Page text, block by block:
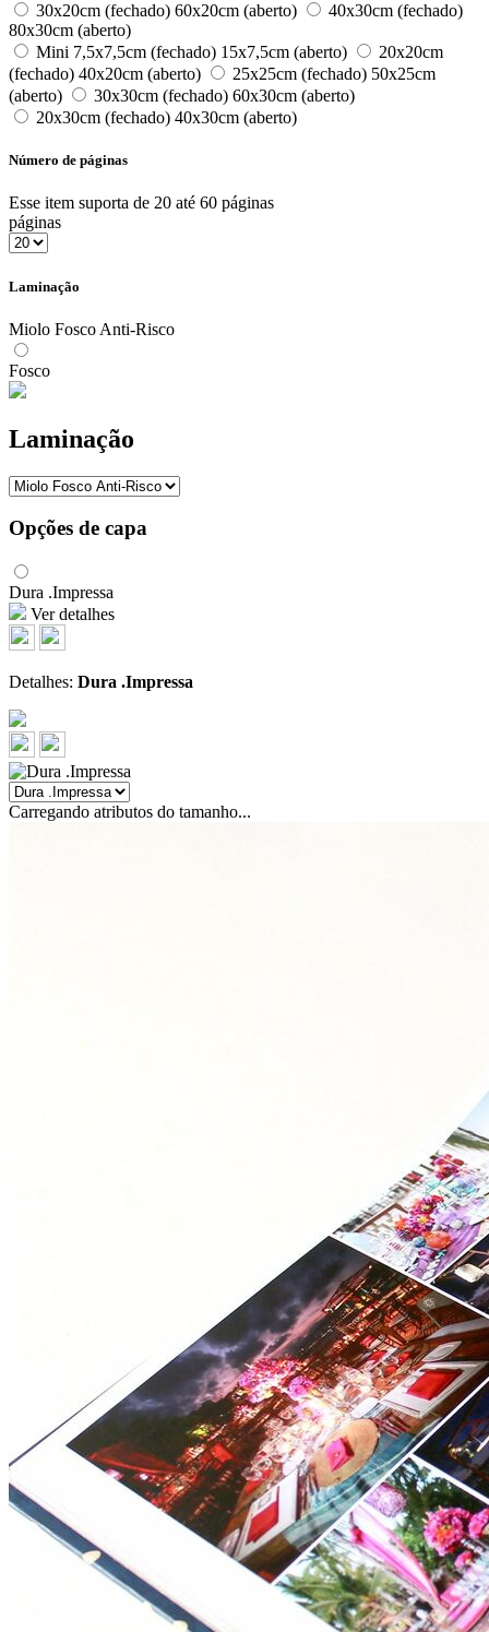
30x20cm (fechado) 60x20cm (aberto)
40x30cm (fechado)
80x30cm (aberto)
Mini 7,5x7,5cm (fechado) 15x7,5cm (aberto)
20x20cm
(fechado) 40x20cm (aberto)
25x25cm (fechado) 50x25cm
(aberto)
30x30cm (fechado) 60x30cm (aberto)
20x30cm (fechado) 40x30cm (aberto)
Número de páginas
Esse item suporta de 20 até 60 páginas
páginas
Laminação
Miolo Fosco Anti-Risco
Fosco
Laminação
Opções de capa
Dura .Impressa
Ver detalhes
Detalhes: Dura .Impressa
Carregando atributos do tamanho...